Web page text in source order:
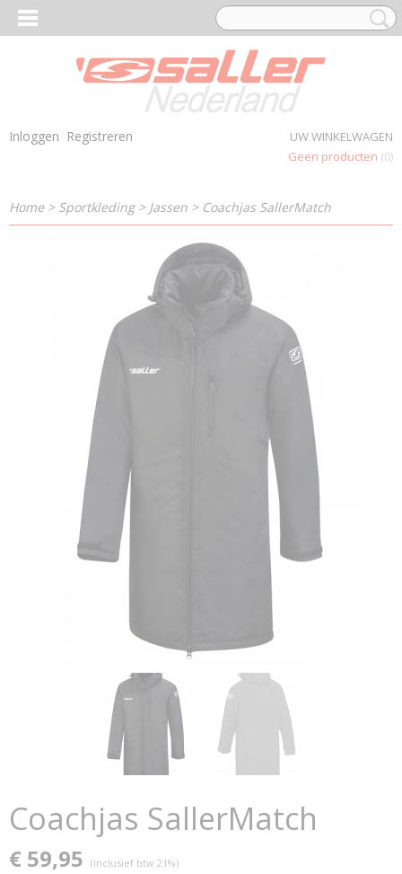
Inloggen Registreren
UW WINKELWAGEN
Geen producten (0)
Home> Sportkleding> Jassen > Coachjas SallerMatch
Coachjas SallerMatch
€ 59,95 (inclusief btw 21%)